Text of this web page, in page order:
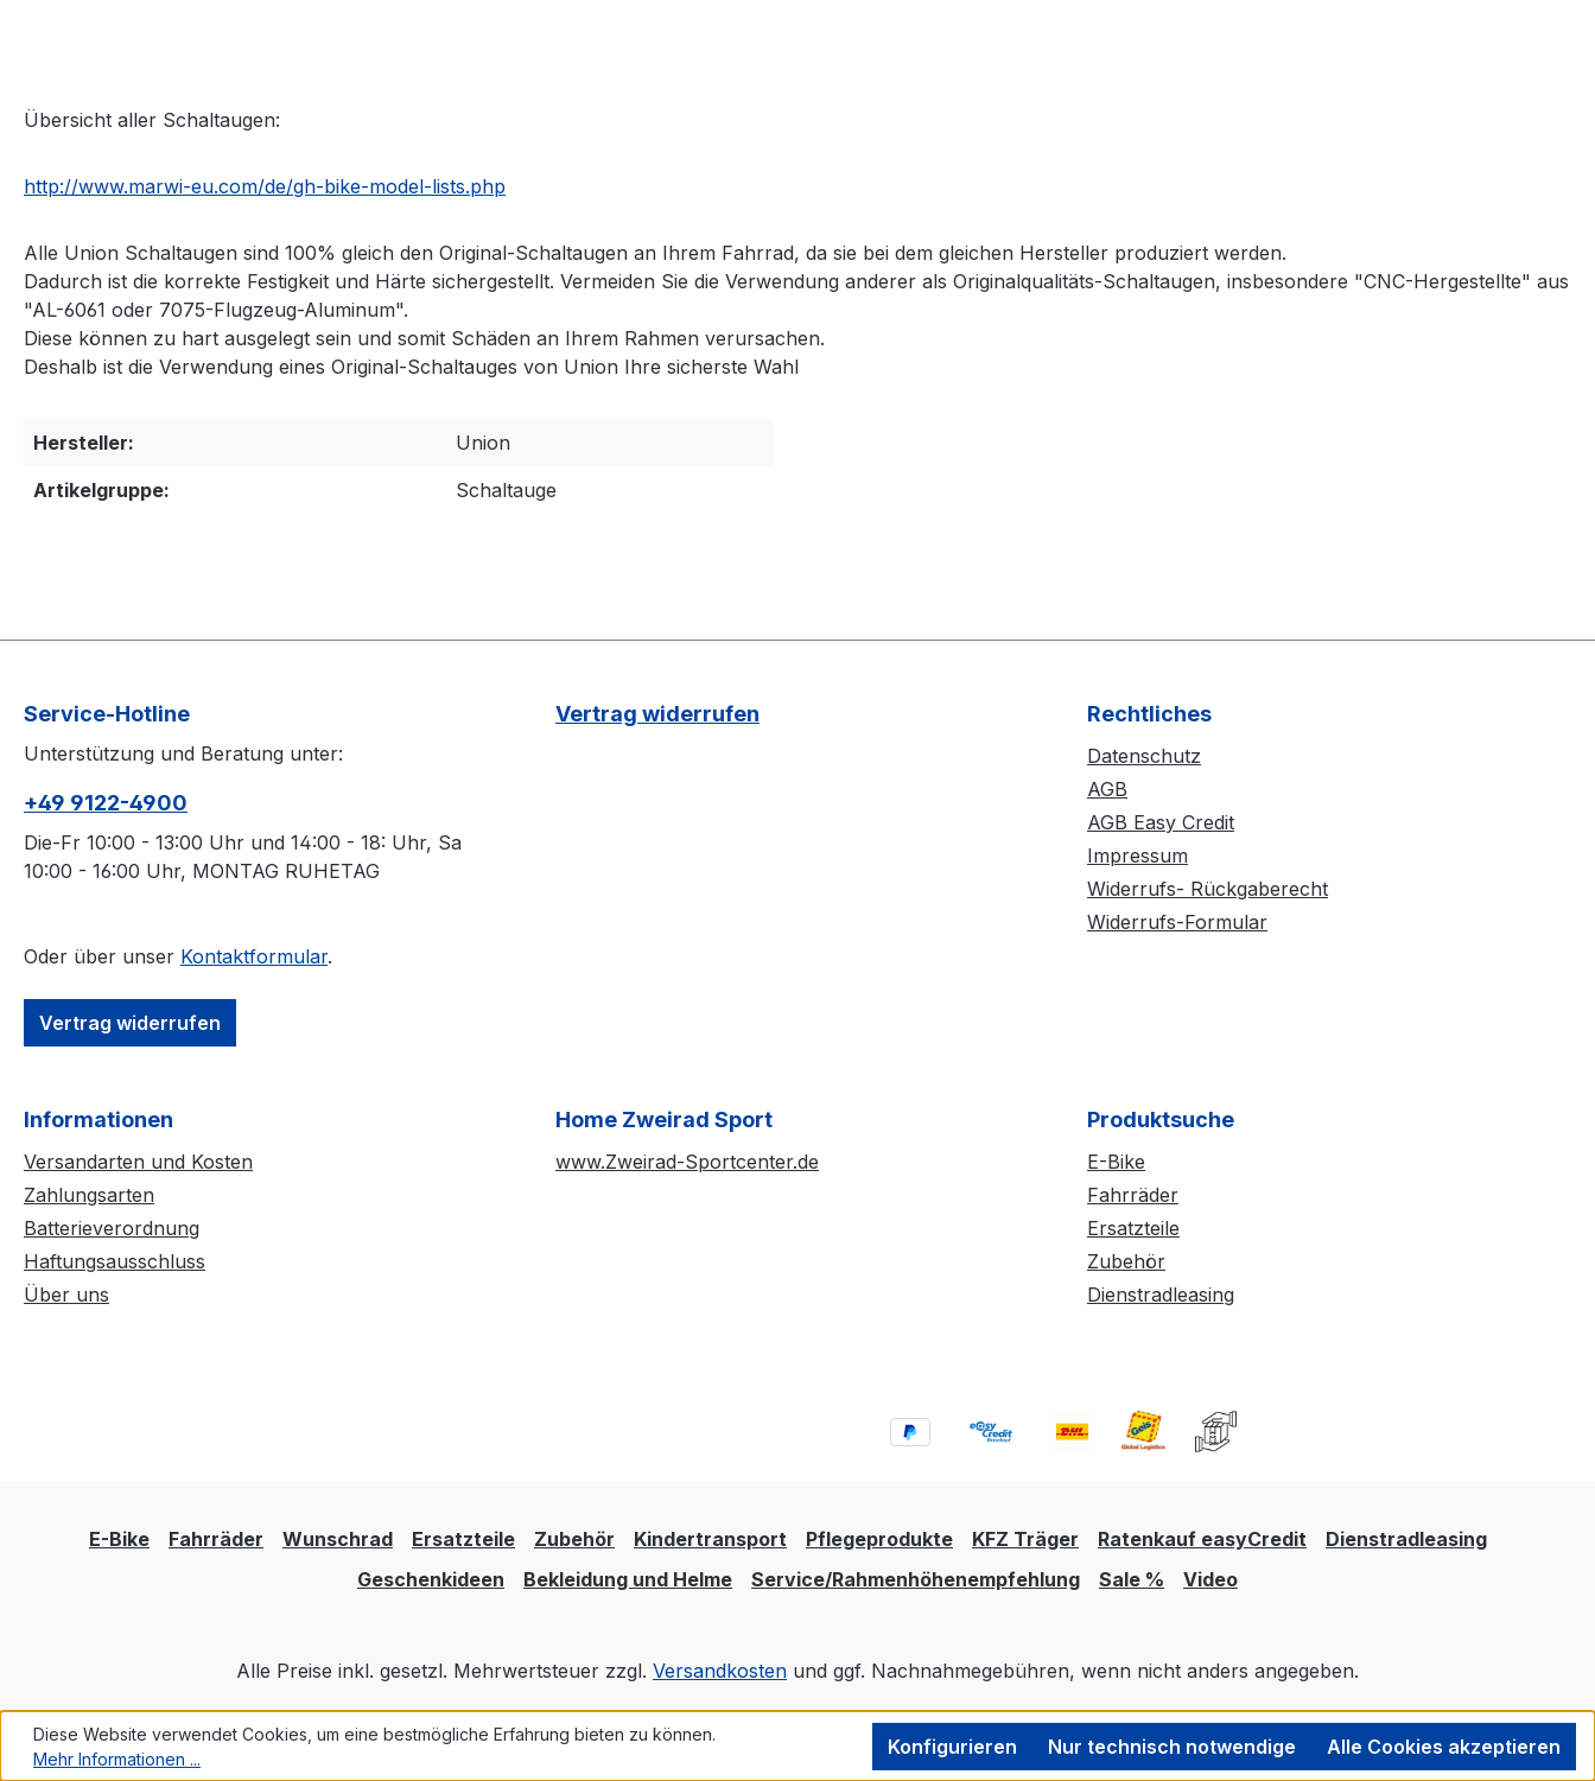
Übersicht aller Schaltaugen:
http://www.marwi-eu.com/de/gh-bike-model-lists.php
Alle Union Schaltaugen sind 100% gleich den Original-Schaltaugen an Ihrem Fahrrad, da sie bei dem gleichen Hersteller produziert werden.
Dadurch ist die korrekte Festigkeit und Härte sichergestellt. Vermeiden Sie die Verwendung anderer als Originalqualitäts-Schaltaugen, insbesondere "CNC-Hergestellte" aus
"AL-6061 oder 7075-Flugzeug-Aluminum".
Diese können zu hart ausgelegt sein und somit Schäden an Ihrem Rahmen verursachen.
Deshalb ist die Verwendung eines Original-Schaltauges von Union Ihre sicherste Wahl
Hersteller:
Union
Artikelgruppe:
Schaltauge
Service-Hotline
Unterstützung und Beratung unter:
+49 9122-4900
Die-Fr 10:00 - 13:00 Uhr und 14:00 - 18: Uhr, Sa
10:00 - 16:00 Uhr, MONTAG RUHETAG
Oder über unser Kontaktformular.
Vertrag widerrufen
Vertrag widerrufen Rechtliches
Datenschutz
AGB
AGB Easy Credit
Impressum
Widerrufs- Rückgaberecht
Widerrufs-Formular
Informationen
Versandarten und Kosten
Zahlungsarten
Batterieverordnung
Haftungsausschluss
Über uns
Home Zweirad Sport
www.Zweirad-Sportcenter.de
Produktsuche
E-Bike
Fahrräder
Ersatzteile
Zubehör
Dienstradleasing
E-Bike Fahrräder Wunschrad Ersatzteile Zubehör Kindertransport Pflegeprodukte KFZ Träger Ratenkauf easyCredit
Dienstradleasing
Geschenkideen
Bekleidung und Helme Service/Rahmenhöhenempfehlung Sale % Video
Alle Preise inkl. gesetzl. Mehrwertsteuer zzgl. Versandkosten und ggf. Nachnahmegebühren, wenn nicht anders angegeben.
Realisiert mit Shopware
Diese Website verwendet Cookies, um eine bestmögliche Erfahrung bieten zu können.
Mehr Informationen ...
Nur technisch notwendige
Konfigurieren Alle Cookies akzeptieren